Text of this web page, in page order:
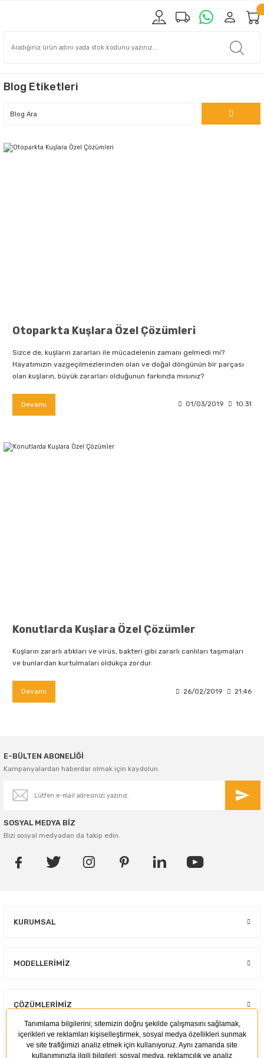
Blog Etiketleri
Otoparkta Kuşlara Özel Çözümleri
Sizce de, kuşların zararları ile mücadelenin zamanı gelmedi mi?
Hayatımızın vazgeçilmezlerinden olan ve doğal döngünün bir parçası
olan kuşların, büyük zararları olduğunun farkında mısınız?
Devamı 01/03/2019 10:31
Konutlarda Kuşlara Özel Çözümler
Kuşların zararlı atıkları ve virüs, bakteri gibi zararlı canlıları taşımaları
ve bunlardan kurtulmaları oldukça zordur.
Devamı 26/02/2019 21:46
E-BÜLTEN ABONELİĞİ
Kampanyalardan haberdar olmak için kaydolun.
SOSYAL MEDYA BİZ
Bizi sosyal medyadan da takip edin.
KURUMSAL
MODELLERIMIZ
ÇÖZÜMLERIMIZ
KULLANIM ALANLARI